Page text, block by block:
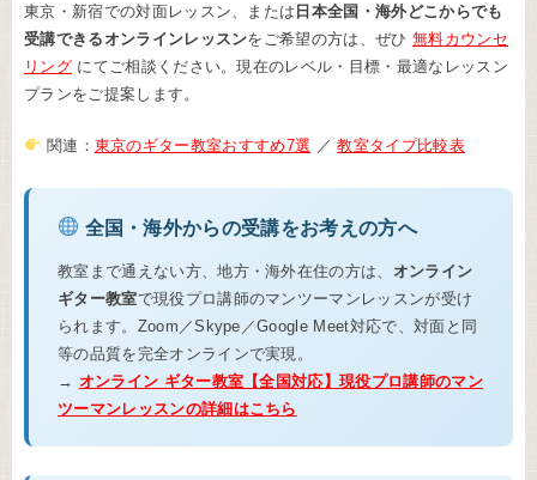
東京・新宿での対面レッスン、または 日本全国・海外どこからでも
受講できるオンラインレッスンをご希望の方は、ぜひ無料カウンセ
リングにてご相談ください。現在のレベル・目標・最適なレッスン
プランをご提案します。
関連： 東京のギター教室おすすめ7選 ／教室タイプ比較表
全国・海外からの受講をお考えの方へ
教室まで通えない方、地方・海外在住の方は、 オンライン
ギター教室で現役プロ講師のマンツーマンレッスンが受け
られます。Zoom／Skype／Google Meet対応で、対面と同
等の品質を完全オンラインで実現。
→ オンライン ギター教室【全国対応】現役プロ講師のマン
ツーマンレッスンの詳細はこちら